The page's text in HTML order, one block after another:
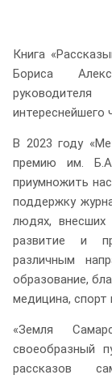
Книга
Бориса
интереснейшего
В 2023 году
премию им.
приумножить
поддержку
людях,
развитие и
различным
образование,
медицина, спорт
«Земля
своеобразный
рассказов